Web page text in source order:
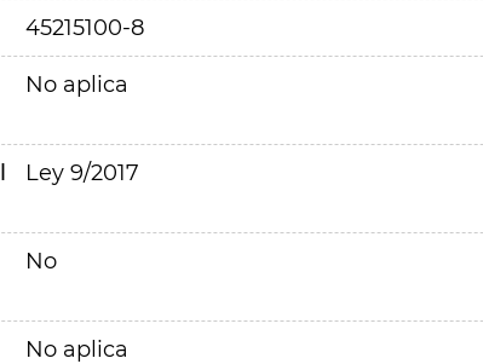
45215100-8
No aplica
Ley 9/2017
No
No aplica